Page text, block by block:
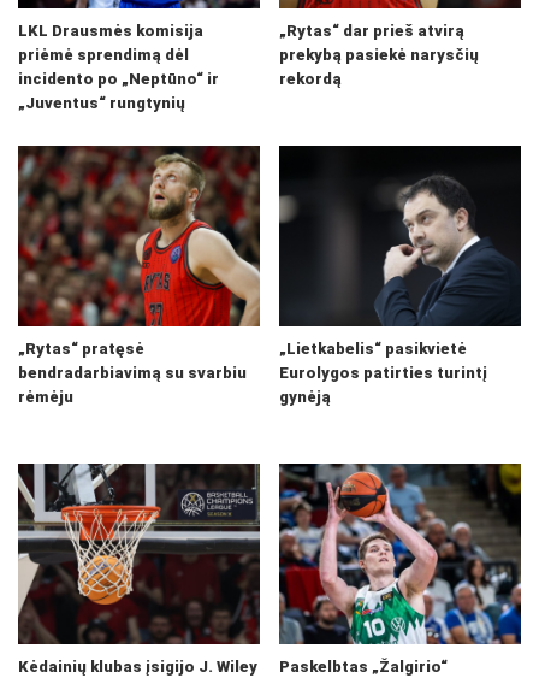
LKL Drausmės komisija
priėmė sprendimą dėl
incidento po „Neptūno“ ir
„Juventus“ rungtynių
„Rytas“ dar prieš atvirą
prekybą pasiekė narysčių
rekordą
„Rytas“ pratęsė
bendradarbiavimą su svarbiu
rėmėju
„Lietkabelis“ pasikvietė
Eurolygos patirties turintį
gynėją
Kėdainių klubas įsigijo J. Wiley
Paskelbtas „Žalgirio“